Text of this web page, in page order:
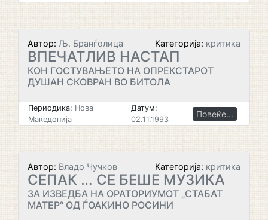
Автор: Љ. Бранѓолица Категорија: критика
ВПЕЧАТЛИВ НАСТАП
КОН ГОСТУВАЊЕТО НА ОПРЕКСТАРОТ
ДУШАН СКОВРАН ВО БИТОЛА
Периодика: Нова
Македонија
Датум:
02.11.1993
Повеќе...
Автор: Владо Чучков Категорија: критика
СЕПАК … СЕ БЕШЕ МУЗИКА
ЗА ИЗВЕДБА НА ОРАТОРИУМОТ „СТАБАТ
МАТЕР“ ОД ЃОАКИНО РОСИНИ